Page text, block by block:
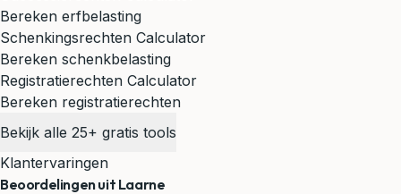
Bereken erfbelasting
Schenkingsrechten Calculator
Bereken schenkbelasting
Registratierechten Calculator
Bereken registratierechten
Bekijk alle 25+ gratis tools
Klantervaringen
Beoordelingen uit Laarne